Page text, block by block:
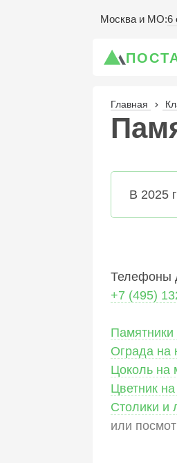
Москва и МО:6
Главная
В 2025
Телефоны
+7 (495)
Ограда на
Цоколь на
Цветник
Столики и
или